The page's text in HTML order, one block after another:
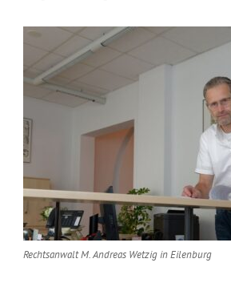
Rechtsanwalt M. Andreas Wetzig in Eilenburg